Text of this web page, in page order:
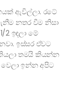
ඇවිල්ලා. රටේ
නතර වීම නිසා
ඉඳලා මේ
ඉස්සර ඒවට
කියලා තමයි කියන්න
ඉන්න අපිට